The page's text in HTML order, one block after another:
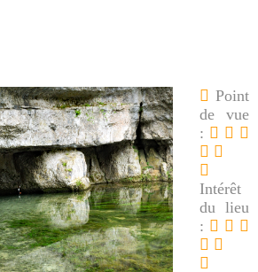
Point
de vue
:
Intérêt
du lieu
: